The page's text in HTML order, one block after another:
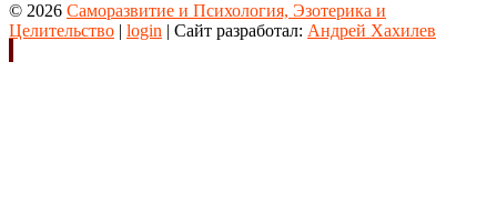
© 2026 Саморазвитие и Психология, Эзотерика и
Целительство | login | Сайт разработал: Андрей Хахилев